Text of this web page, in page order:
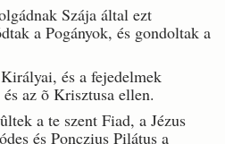
Szája által ezt
a Pogányok, és gondoltak a
és a fejedelmek
az õ Krisztusa ellen.
a te szent Fiad, a Jézus
és Ponczius Pilátus a